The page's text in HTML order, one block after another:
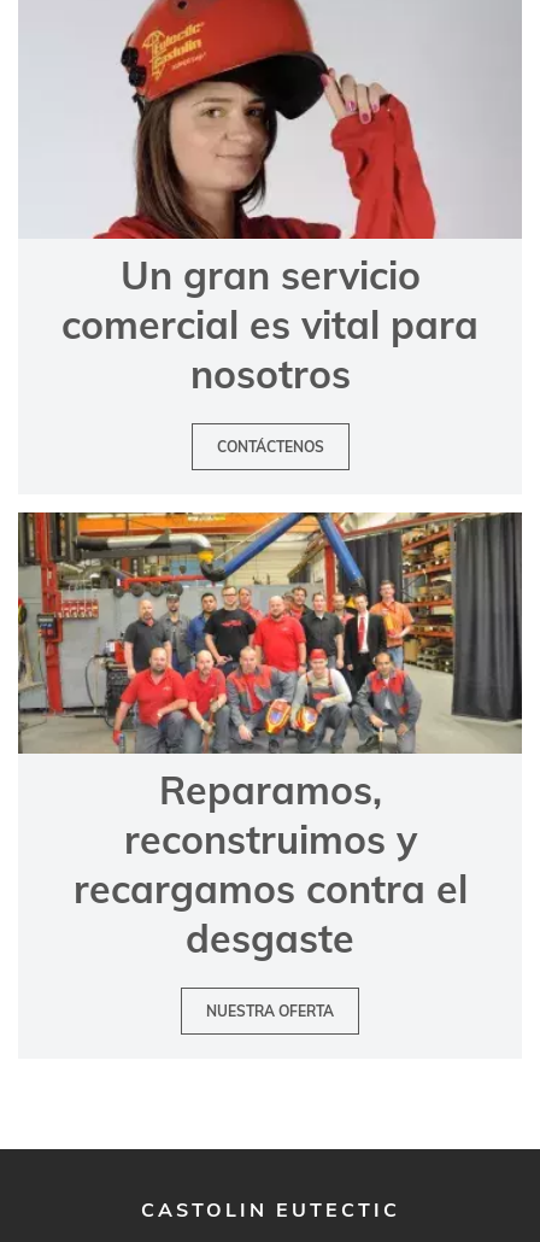
Un gran servicio
comercial es vital para
nosotros
CONTÁCTENOS
Reparamos,
reconstruimos y
recargamos contra el
desgaste
NUESTRA OFERTA
CASTOLIN EUTECTIC